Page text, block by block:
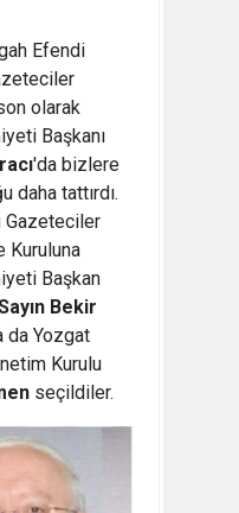
Efendi
olarak
Başkanı
'da bizlere
daha tattırdı.
Gazeteciler
Kuruluna
Başkan
Bekir
da Yozgat
Kurulu
seçildiler.